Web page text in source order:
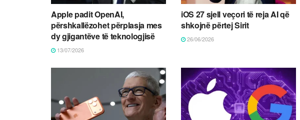
Apple padit OpenAI,
përshkallëzohet përplasja mes
dy gjigantëve të teknologjisë
13/07/2026
iOS 27 sjell veçori të reja AI që
shkojnë përtej Sirit
26/06/2026